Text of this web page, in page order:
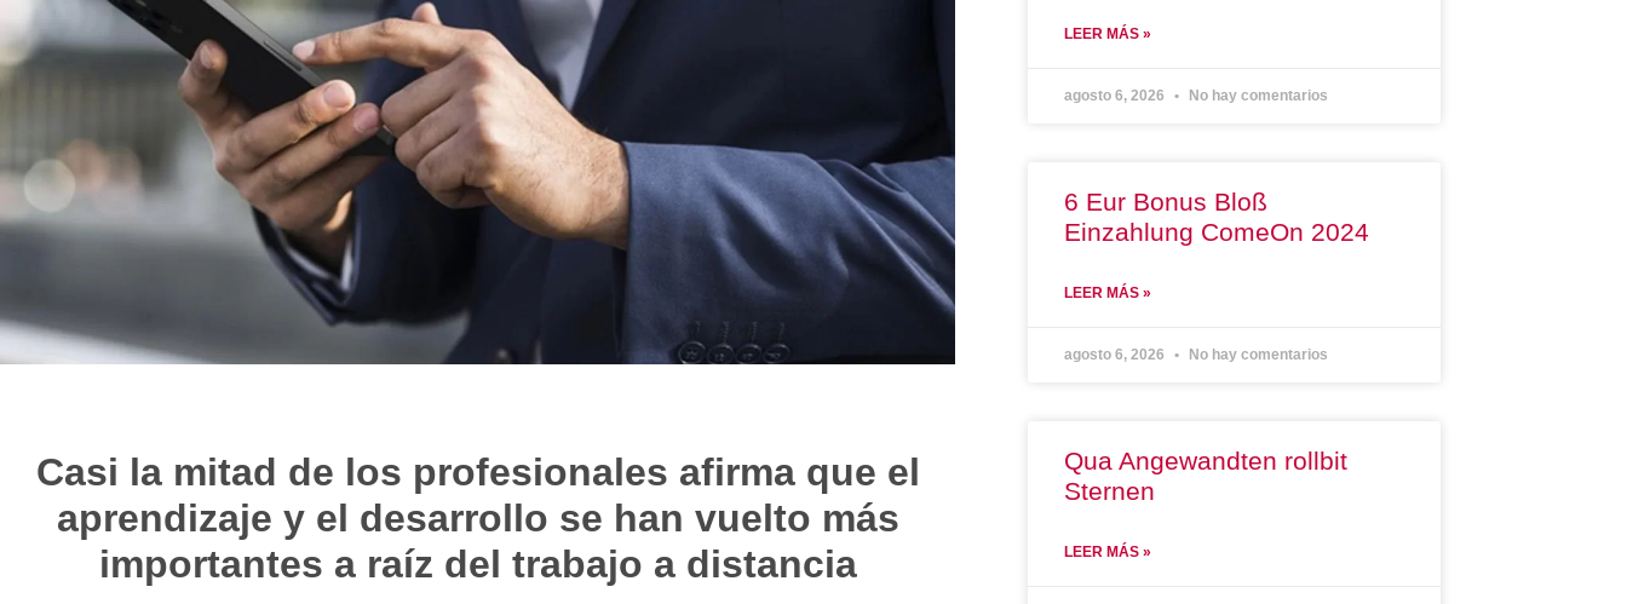
Casi la mitad de los profesionales afirma que el
aprendizaje y el desarrollo se han vuelto más
importantes a raíz del trabajo a distancia
LEER MÁS »
agosto 6, 2026 No hay comentarios
6 Eur Bonus Bloß
Einzahlung ComeOn 2024
LEER MÁS »
agosto 6, 2026 No hay comentarios
Qua Angewandten rollbit
Sternen
LEER MÁS »